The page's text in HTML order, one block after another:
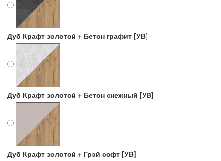
Дуб Крафт золотой + Бетон графит [УВ]
Дуб Крафт золотой + Бетон снежный [УВ]
Дуб Крафт золотой + Грэй софт [УВ]